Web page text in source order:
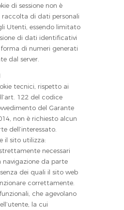
di sessione non è
di dati personali
Utenti, essendo limitato
di dati identificativi
forma di numeri generati
dal server.
tecnici, rispetto ai
122 del codice
del Garante
non è richiesto alcun
dell’interessato.
il sito utilizza:
necessari
navigazione da parte
dei quali il sito web
correttamente.
che agevolano
la cui